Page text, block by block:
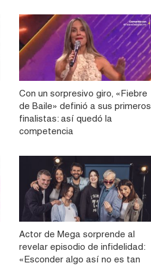
Con un sorpresivo giro, «Fiebre
de Baile» definió a sus primeros
finalistas: así quedó la
competencia
Actor de Mega sorprende al
revelar episodio de infidelidad:
«Esconder algo así no es tan